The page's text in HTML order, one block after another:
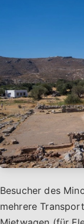
Besucher des
mehrere